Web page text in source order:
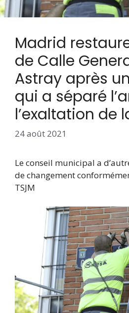
Madrid
de Calle
Astray après
qui a séparé
l’exaltation de
24 août 2021
Le conseil municipal a
de changement
TSJM